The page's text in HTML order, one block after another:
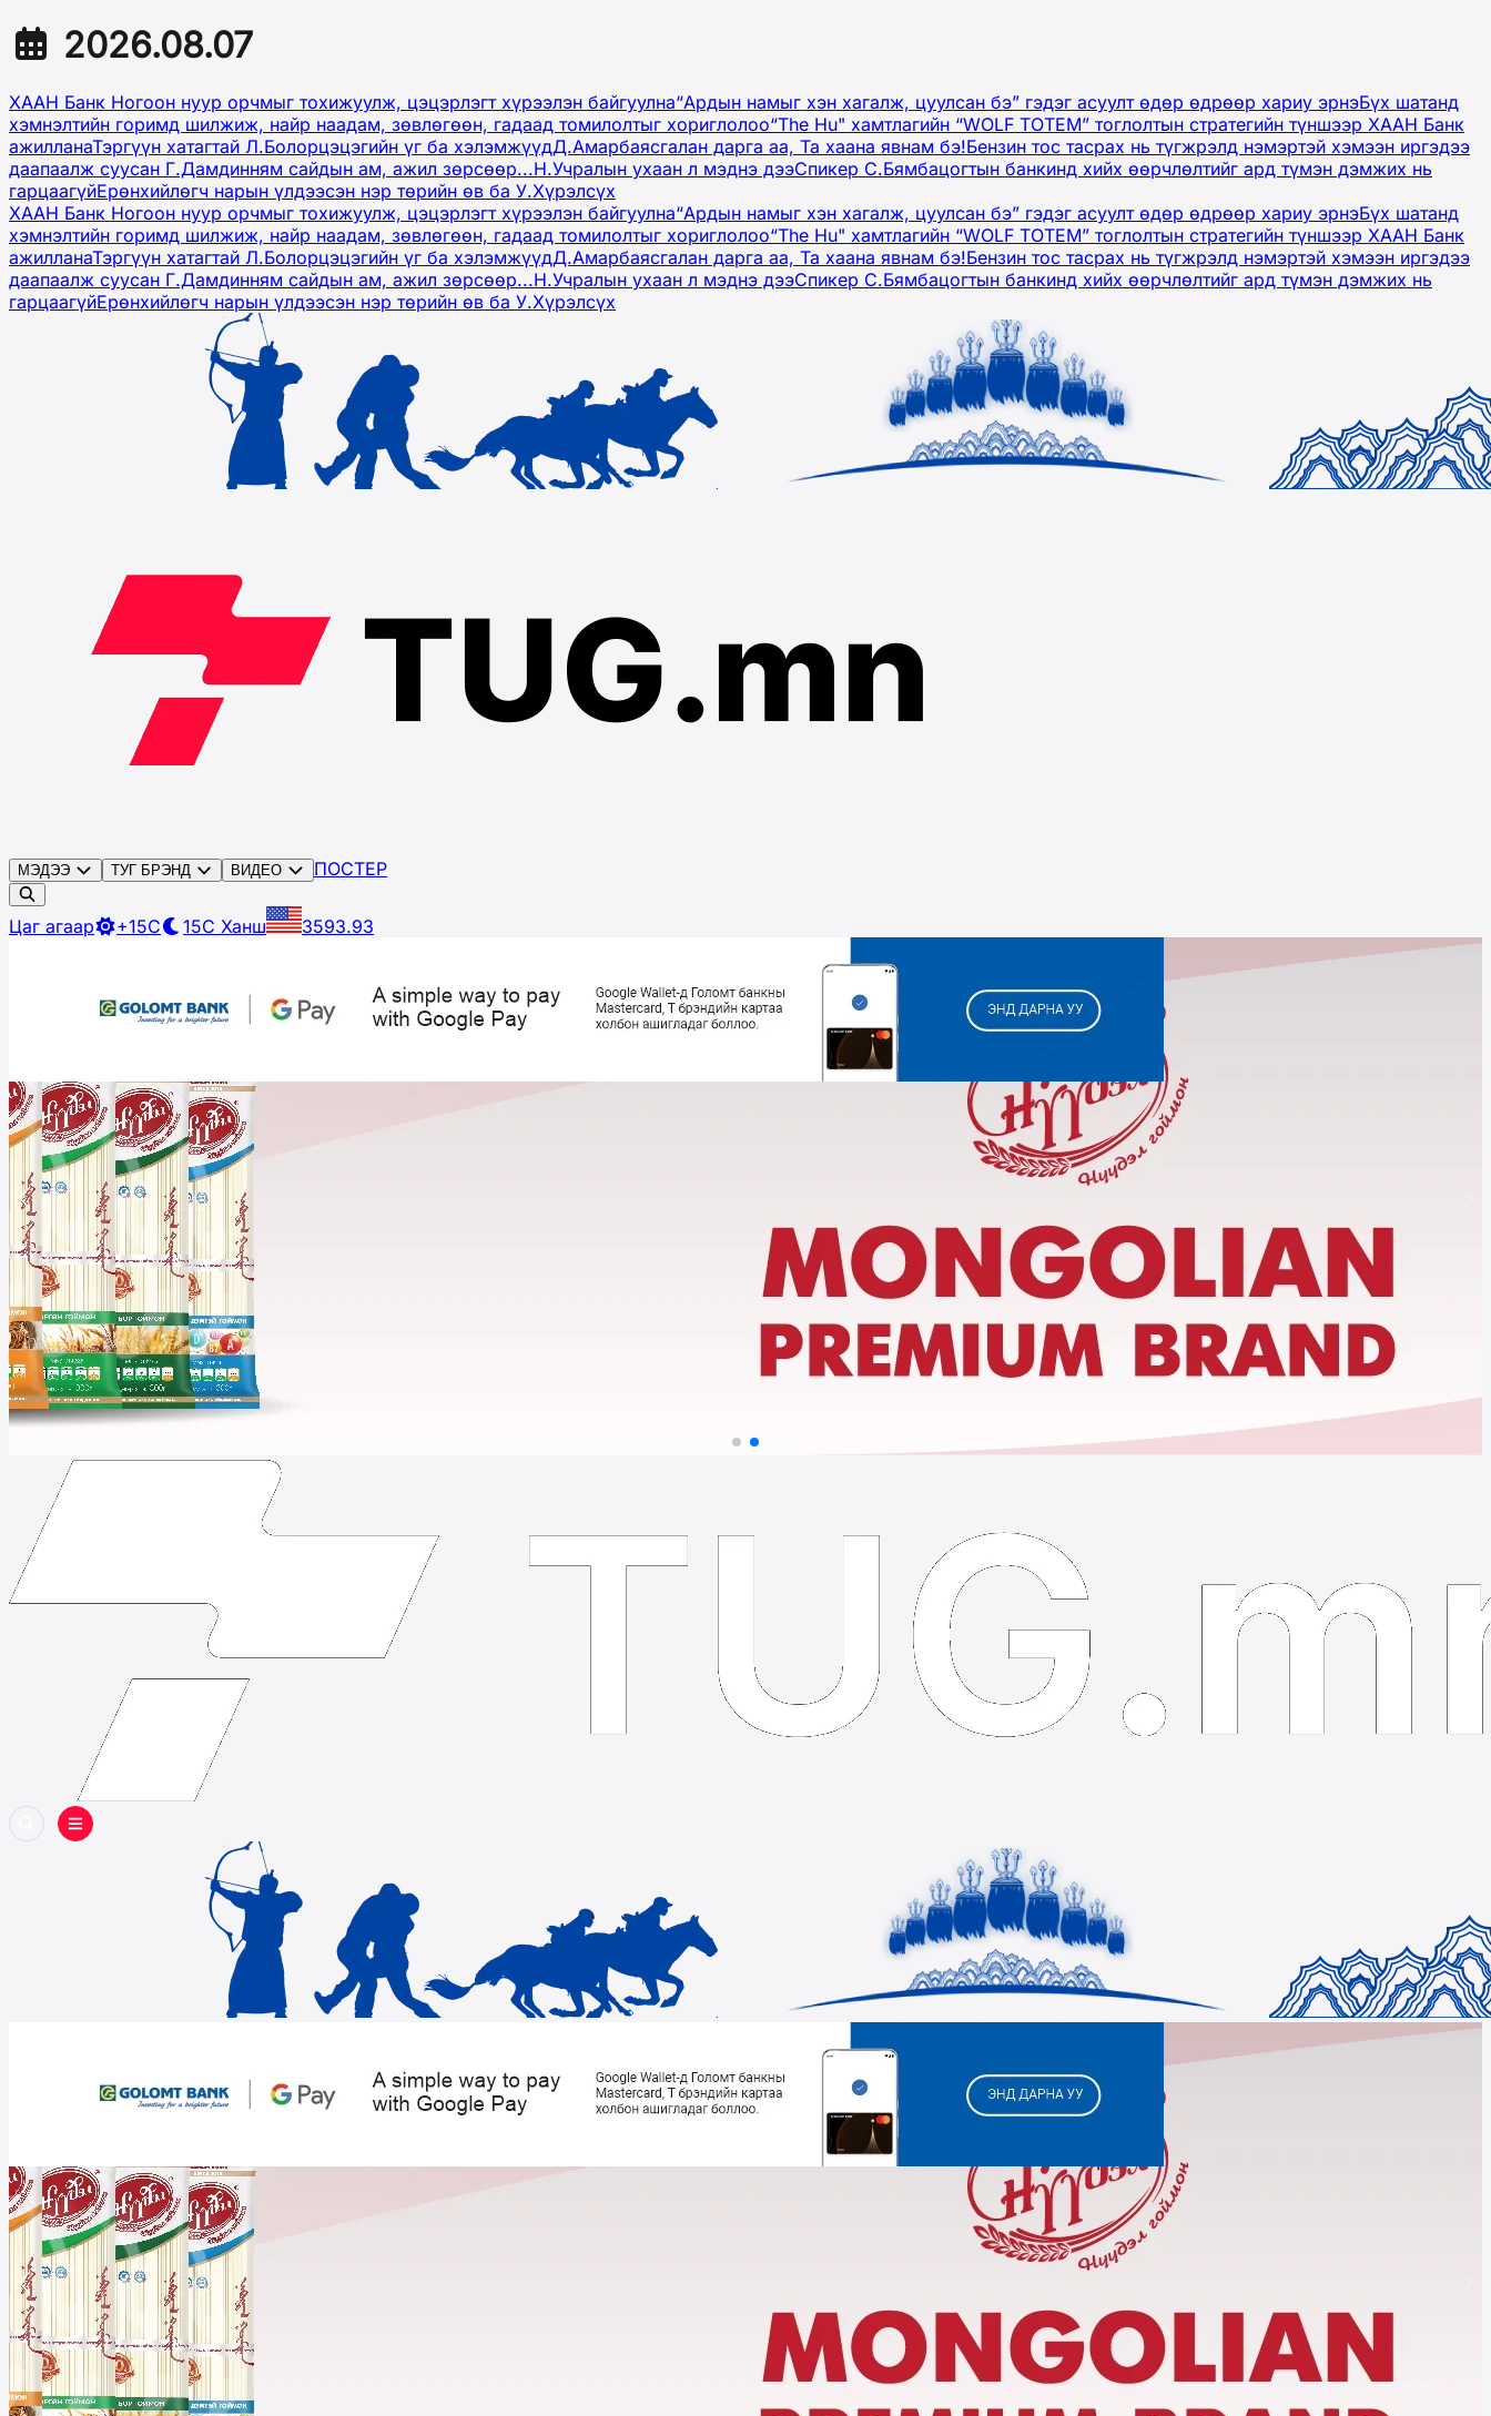
2026.08.07
ХААН Банк Ногоон нуур орчмыг тохижуулж, цэцэрлэгт хүрээлэн байгуулна“Ардын намыг хэн хагалж, цуулсан бэ” гэдэг асуулт өдөр өдрөөр хариу эрнэБүх шатанд
хэмнэлтийн горимд шилжиж, найр наадам, зөвлөгөөн, гадаад томилолтыг хориглолоо“The Hu" хамтлагийн “WOLF TOTEM” тоглолтын стратегийн түншээр ХААН Банк
ажилланаТэргүүн хатагтай Л.Болорцэцэгийн үг ба хэлэмжүүдД.Амарбаясгалан дарга аа, Та хаана явнам бэ!Бензин тос тасрах нь түгжрэлд нэмэртэй хэмээн иргэдээ
даапаалж суусан Г.Дамдинням сайдын ам, ажил зөрсөөр...Н.Учралын ухаан л мэднэ дээСпикер С.Бямбацогтын банкинд хийх өөрчлөлтийг ард түмэн дэмжих нь
гарцаагүйЕрөнхийлөгч нарын үлдээсэн нэр төрийн өв ба У.Хүрэлсүх
ХААН Банк Ногоон нуур орчмыг тохижуулж, цэцэрлэгт хүрээлэн байгуулна“Ардын намыг хэн хагалж, цуулсан бэ” гэдэг асуулт өдөр өдрөөр хариу эрнэБүх шатанд
хэмнэлтийн горимд шилжиж, найр наадам, зөвлөгөөн, гадаад томилолтыг хориглолоо“The Hu" хамтлагийн “WOLF TOTEM” тоглолтын стратегийн түншээр ХААН Банк
ажилланаТэргүүн хатагтай Л.Болорцэцэгийн үг ба хэлэмжүүдД.Амарбаясгалан дарга аа, Та хаана явнам бэ!Бензин тос тасрах нь түгжрэлд нэмэртэй хэмээн иргэдээ
даапаалж суусан Г.Дамдинням сайдын ам, ажил зөрсөөр...Н.Учралын ухаан л мэднэ дээСпикер С.Бямбацогтын банкинд хийх өөрчлөлтийг ард түмэн дэмжих нь
гарцаагүйЕрөнхийлөгч нарын үлдээсэн нэр төрийн өв ба У.Хүрэлсүх
МЭДЭЭ ТУГ БРЭНД ВИДЕО ПОСТЕР
Цаг агаар +15C 15C Ханш 3593.93